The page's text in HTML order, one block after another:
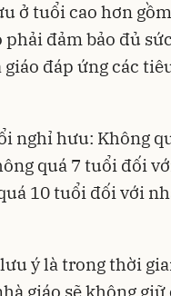
ở tuổi cao hơn
đảm bảo đủ
đáp ứng các
nghỉ hưu: Không
quá 7 tuổi đối
10 tuổi đối với
ý là trong thời
giáo sẽ không